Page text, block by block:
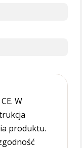
W
produktu.